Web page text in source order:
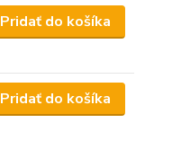
Pridať do košíka
Pridať do košíka